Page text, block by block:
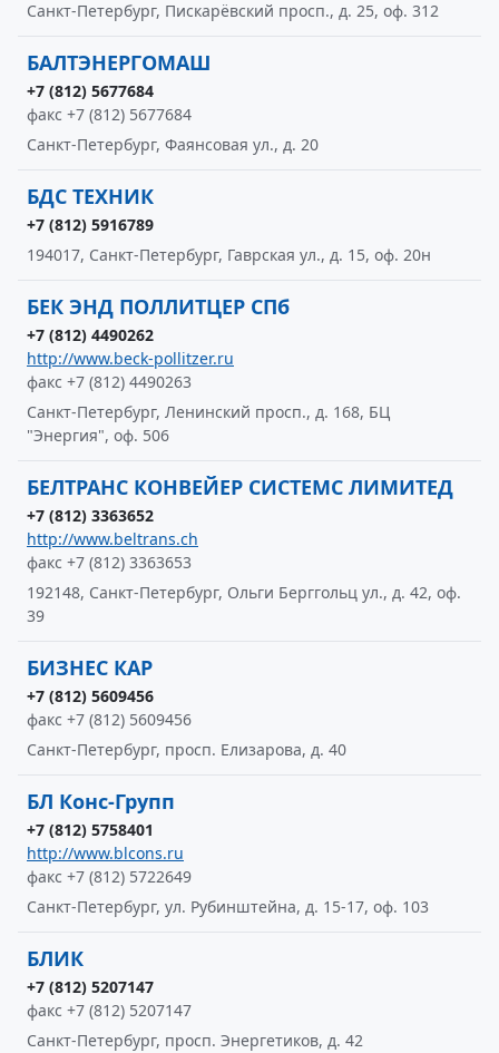
Санкт-Петербург, Пискарёвский просп., д. 25, оф. 312
БАЛТЭНЕРГОМАШ
+7 (812) 5677684
факс +7 (812) 5677684
Санкт-Петербург, Фаянсовая ул., д. 20
БДС ТЕХНИК
+7 (812) 5916789
194017, Санкт-Петербург, Гаврская ул., д. 15, оф. 20н
БЕК ЭНД ПОЛЛИТЦЕР СПб
+7 (812) 4490262
http://www.beck-pollitzer.ru
факс +7 (812) 4490263
Санкт-Петербург, Ленинский просп., д. 168, БЦ
"Энергия", оф. 506
БЕЛТРАНС КОНВЕЙЕР СИСТЕМС ЛИМИТЕД
+7 (812) 3363652
http://www.beltrans.ch
факс +7 (812) 3363653
192148, Санкт-Петербург, Ольги Берггольц ул., д. 42, оф.
39
БИЗНЕС КАР
+7 (812) 5609456
факс +7 (812) 5609456
Санкт-Петербург, просп. Елизарова, д. 40
БЛ Конс-Групп
+7 (812) 5758401
http://www.blcons.ru
факс +7 (812) 5722649
Санкт-Петербург, ул. Рубинштейна, д. 15-17, оф. 103
БЛИК
+7 (812) 5207147
факс +7 (812) 5207147
Санкт-Петербург, просп. Энергетиков, д. 42